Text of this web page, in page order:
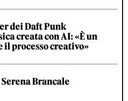
dei Daft Punk
creata con AI: «È un
il processo creativo»
Brancale